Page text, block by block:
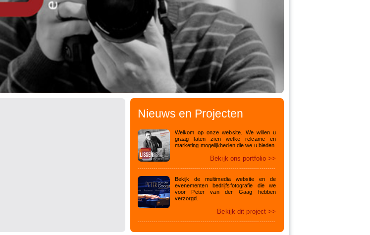
Nieuws en Projecten
Welkom op onze website. We willen u
graag laten zien welke relcame en
marketing mogelijkheden die we u bieden.
Bekijk ons portfolio >>
--------------------------------------------------------------------
Bekijk de multimedia website en de
evenementen bedrijfsfotografie die we
voor Peter van der Gaag hebben
verzorgd.
Bekijk dit project >>
--------------------------------------------------------------------